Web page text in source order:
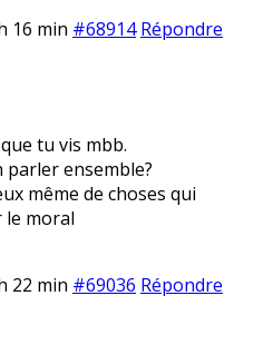
16 min #68914 Répondre
tu vis mbb.
parler ensemble?
même de choses qui
moral
22 min #69036 Répondre